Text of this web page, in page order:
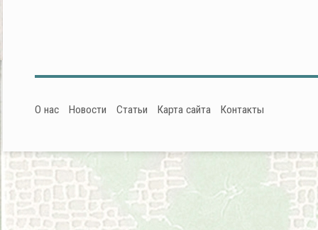
О нас Новости Статьи Карта сайта Контакты